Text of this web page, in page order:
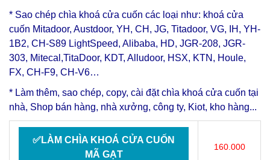
* Sao chép chìa khoá cửa cuốn các loại như: khoá cửa
cuốn Mitadoor, Austdoor, YH, CH, JG, Titadoor, VG, IH, YH-
1B2, CH-S89 LightSpeed, Alibaba, HD, JGR-208, JGR-
303, Mitecal,TitaDoor, KDT, Alludoor, HSX, KTN, Houle,
FX, CH-F9, CH-V6…
* Làm thêm, sao chép, copy, cài đặt chìa khoá cửa cuốn tại
nhà, Shop bán hàng, nhà xưởng, công ty, Kiot, kho hàng...
✅LÀM CHÌA KHOÁ CỬA CUỐN
MÃ GẠT
160.000